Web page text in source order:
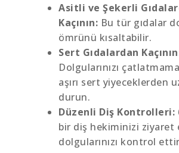
Asitli ve Şekerli
Kaçının: Bu tür gıdalar
ömrünü kısaltabilir.
Sert Gıdalardan
Dolgularınızı
aşırı sert yiyeceklerden
durun.
Düzenli Diş Kontrolleri:
bir diş hekiminizi ziyaret
dolgularınızı kontrol